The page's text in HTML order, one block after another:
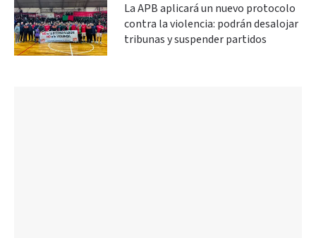
La APB aplicará un nuevo protocolo
contra la violencia: podrán desalojar
tribunas y suspender partidos